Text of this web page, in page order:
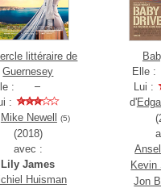
littéraire de
Guernesey
:
:
Mike Newell (5)
(2018)
avec :
Lily James
Huisman
Elle :
Lui :
d'
Kevin
Jon